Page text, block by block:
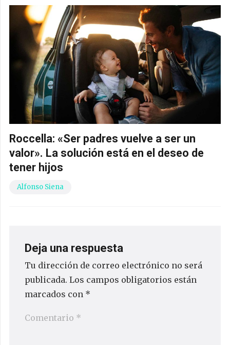
Roccella: «Ser padres vuelve a ser un
valor». La solución está en el deseo de
tener hijos
Alfonso Siena
Deja una respuesta
Tu dirección de correo electrónico no será
publicada. Los campos obligatorios están
marcados con *